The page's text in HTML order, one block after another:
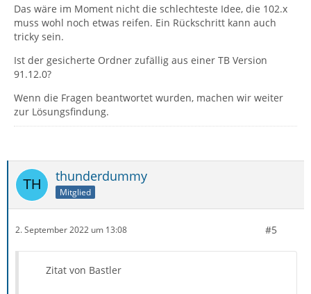
Das wäre im Moment nicht die schlechteste Idee, die 102.x
muss wohl noch etwas reifen. Ein Rückschritt kann auch
tricky sein.
Ist der gesicherte Ordner zufällig aus einer TB Version
91.12.0?
Wenn die Fragen beantwortet wurden, machen wir weiter
zur Lösungsfindung.
thunderdummy
Mitglied
2. September 2022 um 13:08 #5
Zitat von Bastler